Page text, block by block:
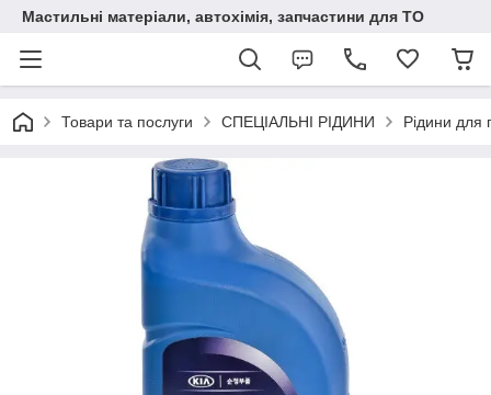
Мастильні матеріали, автохімія, запчастини для ТО
Товари та послуги СПЕЦІАЛЬНІ РІДИНИ Рідини для